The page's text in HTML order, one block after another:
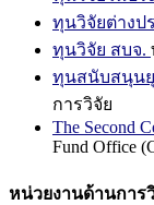
ทุนวิจัยต่างป
ทุนวิจัย สบจ.
ทุนสนับสนุน
การวิจัย
The Second
Fund Office
หน่วยงานด้านการ